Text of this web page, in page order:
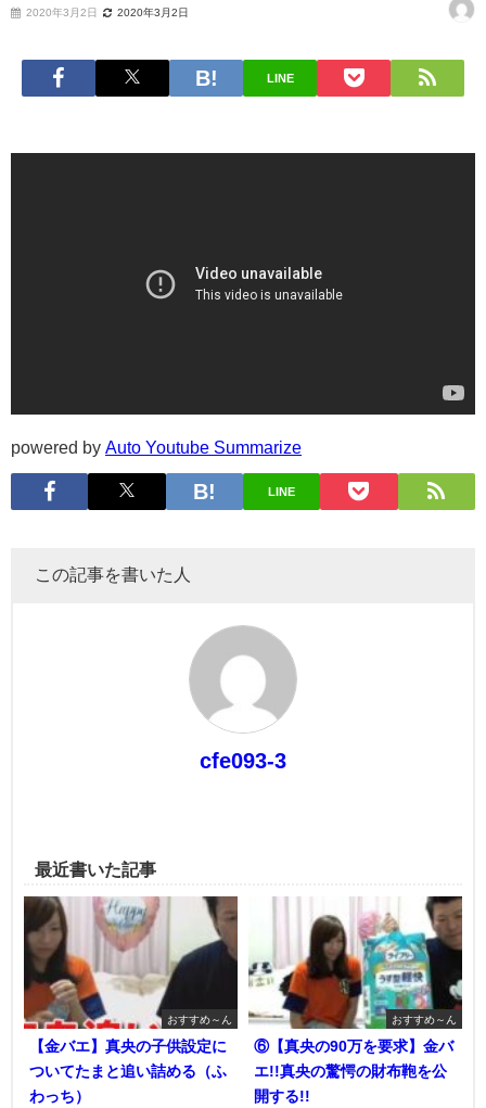
2020年3月2日 2020年3月2日
LINE
powered by Auto Youtube Summarize
LINE
この記事を書いた人
cfe093-3
最近書いた記事
おすすめ～ん
【金バエ】真央の子供設定に
ついてたまと追い詰める（ふ
わっち）
おすすめ～ん
⑥【真央の90万を要求】金バ
エ!!真央の驚愕の財布鞄を公
開する!!